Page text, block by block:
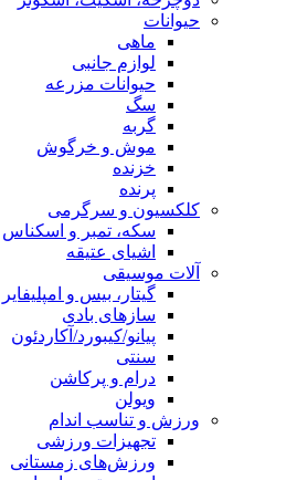
حیوانات
ماهی
لوازم جانبی
حیوانات مزرعه
سگ
گربه
موش و خرگوش
خزنده
پرنده
کلکسیون و سرگرمی
سکه، تمبر و اسکناس
اشیای عتیقه
آلات موسیقی
گیتار، بیس و امپلیفایر
سازهای بادی
پیانو/کیبورد/آکاردئون
سنتی
درام و پرکاشن
ویولن
ورزش و تناسب اندام
تجهیزات ورزشی
ورزش‌های زمستانی